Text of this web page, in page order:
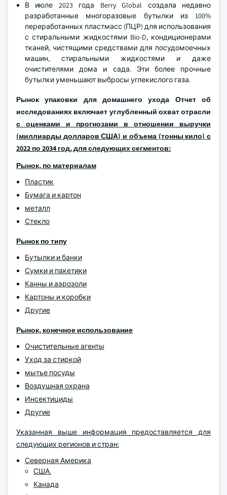
В июле 2023 года Berry Global создала недавно
разработанные многоразовые бутылки из 100%
переработанных пластмасс (ПЦР) для использования
с стиральными жидкостями Bio-D, кондиционерами
тканей, чистящими средствами для посудомоечных
машин, стиральными жидкостями и даже
очистителями дома и сада. Эти более прочные
бутылки уменьшают выбросы углекислого газа.
Рынок упаковки для домашнего ухода Отчет об
исследованиях включает углубленный охват отрасли
с оценками и прогнозами в отношении выручки
(миллиарды долларов США) и объема (тонны кило) с
2022 по 2034 год, для следующих сегментов:
Рынок, по материалам
Пластик
Бумага и картон
металл
Стекло
Рынок по типу
Бутылки и банки
Сумки и пакетики
Канны и аэрозоли
Картоны и коробки
Другие
Рынок, конечное использование
Очистительные агенты
Уход за стиркой
мытье посуды
Воздушная охрана
Инсектициды
Другие
Указанная выше информация предоставляется для
следующих регионов и стран:
Северная Америка
США.
Канада